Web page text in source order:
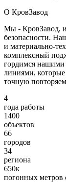
О КровЗавод
Мы - КровЗавод, и
безопасности.
и материально-
комплексный
гордимся
линиями, которые
точную
4
года работы
1400
объектов
66
городов
34
региона
650к
погонных метров